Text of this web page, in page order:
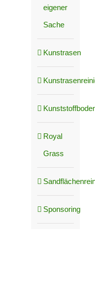
eigener
Sache
Kunstrasen
Royal
Grass
Sponsoring